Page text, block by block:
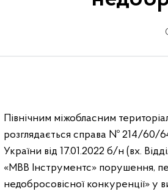
Північним міжобласним
розглядається справа № 214/60/
України від 17.01.2022 б/н (вх.
«МВВ Інструментс» порушення,
недобросовісної конкуренції» у